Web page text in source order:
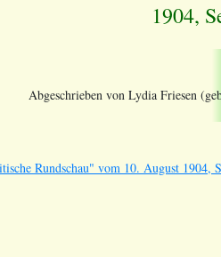
1904,
Abgeschrieben von Lydia Friesen
Rundschau" vom 10. August 1904,